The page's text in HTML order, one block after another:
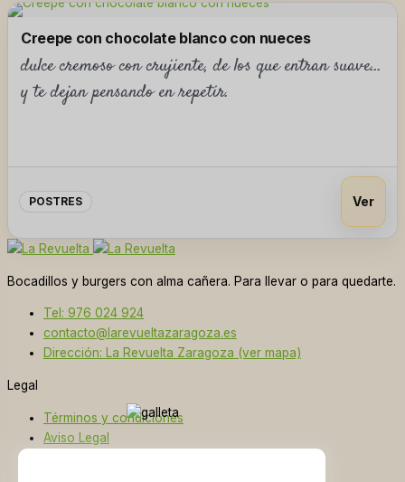
Creepe con chocolate blanco con nueces
dulce cremoso con crujiente, de los que entran suave…
y te dejan pensando en repetir.
POSTRES Ver
Bocadillos y burgers con alma cañera. Para llevar o para quedarte.
Tel: 976 024 924
contacto@larevueltazaragoza.es
Dirección: La Revuelta Zaragoza (ver mapa)
Legal
Términos y condiciones
Aviso Legal